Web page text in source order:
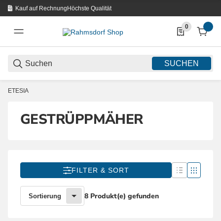
Kauf auf RechnungHöchste Qualität
SUCHEN
0
0 Produkte in
ETESIA
GESTRÜPPMÄHER
FILTER & SORT
Sortierung 8 Produkt(e) gefunden